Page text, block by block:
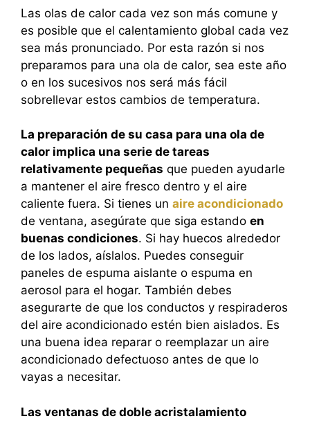
Las olas de calor cada vez son más comune y
es posible que el calentamiento global cada vez
sea más pronunciado. Por esta razón si nos
preparamos para una ola de calor, sea este año
o en los sucesivos nos será más fácil
sobrellevar estos cambios de temperatura.
La preparación de su casa para una ola de
calor implica una serie de tareas
relativamente pequeñas que pueden ayudarle
a mantener el aire fresco dentro y el aire
caliente fuera. Si tienes un aire acondicionado
de ventana, asegúrate que siga estando en
buenas condiciones. Si hay huecos alrededor
de los lados, aíslalos. Puedes conseguir
paneles de espuma aislante o espuma en
aerosol para el hogar. También debes
asegurarte de que los conductos y respiraderos
del aire acondicionado estén bien aislados. Es
una buena idea reparar o reemplazar un aire
acondicionado defectuoso antes de que lo
vayas a necesitar.
Las ventanas de doble acristalamiento